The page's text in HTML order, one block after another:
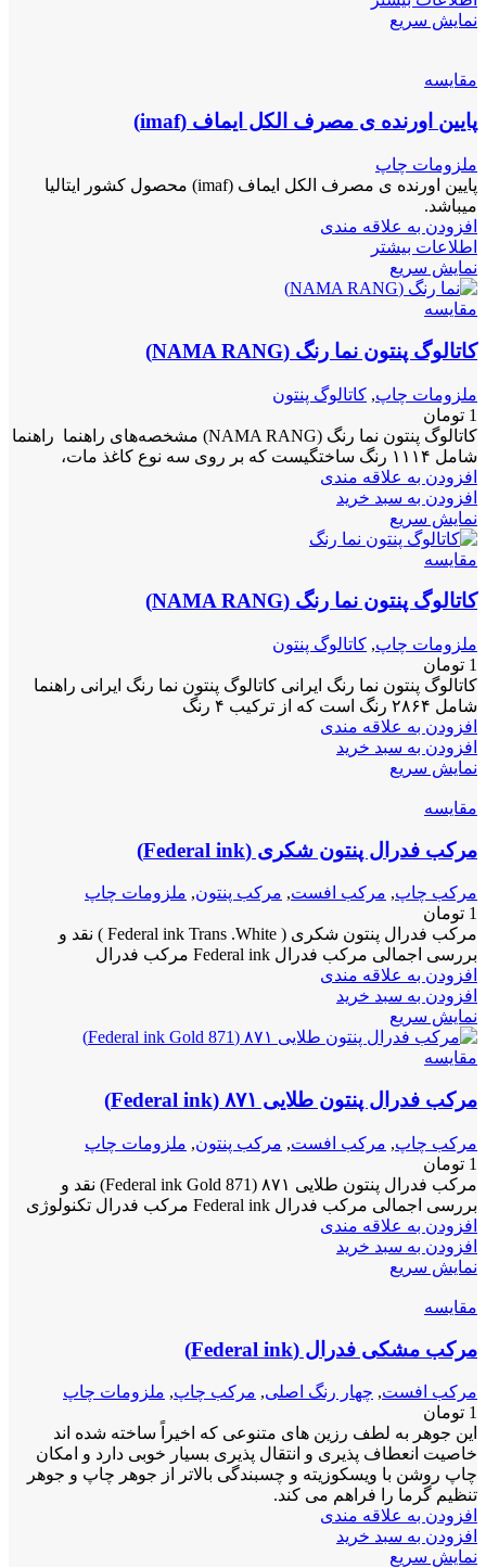
نمایش سریع
مقايسه
پایین اورنده ی مصرف الکل ایماف (imaf)
ملزومات چاپ
پایین اورنده ی مصرف الکل ایماف (imaf) محصول کشور ایتالیا
میباشد.
افزودن به علاقه مندی
اطلاعات بیشتر
نمایش سریع
مقايسه
کاتالوگ پنتون نما رنگ (NAMA RANG)
ملزومات چاپ, کاتالوگ پنتون
1 تومان
کاتالوگ پنتون نما رنگ (NAMA RANG) مشخصه‌های راهنما راهنما
شامل ۱۱۱۴ رنگ ساختگیست که بر روی سه نوع کاغذ مات،
افزودن به علاقه مندی
افزودن به سبد خرید
نمایش سریع
مقايسه
کاتالوگ پنتون نما رنگ (NAMA RANG)
ملزومات چاپ, کاتالوگ پنتون
1 تومان
کاتالوگ پنتون نما رنگ ایرانی کاتالوگ پنتون نما رنگ ایرانی راهنما
شامل ۲۸۶۴ رنگ است که از ترکیب ۴ رنگ
افزودن به علاقه مندی
افزودن به سبد خرید
نمایش سریع
مقايسه
مرکب فدرال پنتون شکری (Federal ink)
مرکب چاپ, مرکب افست, مرکب پنتون, ملزومات چاپ
1 تومان
مرکب فدرال پنتون شکری ( Federal ink Trans .White ) نقد و
بررسی اجمالی مرکب فدرال Federal ink مرکب فدرال
افزودن به علاقه مندی
افزودن به سبد خرید
نمایش سریع
مقايسه
مرکب فدرال پنتون طلایی ۸۷۱ (Federal ink)
مرکب چاپ, مرکب افست, مرکب پنتون, ملزومات چاپ
1 تومان
مرکب فدرال پنتون طلایی ۸۷۱ (Federal ink Gold 871) نقد و
بررسی اجمالی مرکب فدرال Federal ink مرکب فدرال تکنولوژی
افزودن به علاقه مندی
افزودن به سبد خرید
نمایش سریع
مقايسه
مرکب مشکی فدرال (Federal ink)
مرکب افست, چهار رنگ اصلی, مرکب چاپ, ملزومات چاپ
1 تومان
این جوهر به لطف رزین های متنوعی که اخیراً ساخته شده اند
خاصیت انعطاف پذیری و انتقال پذیری بسیار خوبی دارد و امکان
چاپ روشن با ویسکوزیته و چسبندگی بالاتر از جوهر چاپ و جوهر
تنظیم گرما را فراهم می کند.
افزودن به علاقه مندی
افزودن به سبد خرید
نمایش سریع